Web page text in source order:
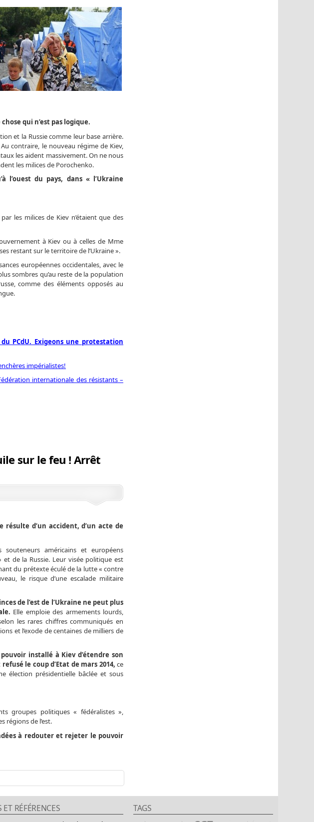
qui n’est pas logique.
et la Russie comme leur base arrière.
contraire, le nouveau régime de Kiev,
les aident massivement. On ne nous
les milices de Porochenko.
l’ouest du pays, dans « l’Ukraine
les milices de Kiev n’étaient que des
à Kiev ou à celles de Mme
restant sur le territoire de l’Ukraine ».
européennes occidentales, avec le
sombres qu’au reste de la population
comme des éléments opposés au
PCdU. Exigeons une protestation
impérialistes!
internationale des résistants –
sur le feu ! Arrêt
résulte d’un accident, d’un acte de
américains et européens
de la Russie. Leur visée politique est
du prétexte éculé de la lutte « contre
le risque d’une escalade militaire
de l’est de l’Ukraine ne peut plus
Elle emploie des armements lourds,
les rares chiffres communiqués en
et l’exode de centaines de milliers de
installé à Kiev d’étendre son
le coup d’Etat de mars 2014, ce
élection présidentielle bâclée et sous
groupes politiques « fédéralistes »,
régions de l’est.
à redouter et rejeter le pouvoir
ET RÉFÉRENCES TAGS